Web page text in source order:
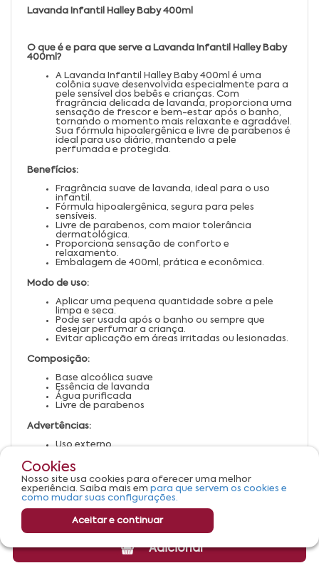
Adicionar
Lavanda Infantil Halley Baby 400ml
O que é e para que serve a Lavanda Infantil Halley Baby
400ml?
A Lavanda Infantil Halley Baby 400ml é uma
colônia suave desenvolvida especialmente para a
pele sensível dos bebês e crianças. Com
fragrância delicada de lavanda, proporciona uma
sensação de frescor e bem-estar após o banho,
tornando o momento mais relaxante e agradável.
Sua fórmula hipoalergênica e livre de parabenos é
ideal para uso diário, mantendo a pele
perfumada e protegida.
Benefícios:
Fragrância suave de lavanda, ideal para o uso
infantil.
Fórmula hipoalergênica, segura para peles
sensíveis.
Livre de parabenos, com maior tolerância
dermatológica.
Proporciona sensação de conforto e
relaxamento.
Embalagem de 400ml, prática e econômica.
Modo de uso:
Aplicar uma pequena quantidade sobre a pele
limpa e seca.
Pode ser usada após o banho ou sempre que
desejar perfumar a criança.
Evitar aplicação em áreas irritadas ou lesionadas.
Composição:
Base alcoólica suave
Essência de lavanda
Água purificada
Livre de parabenos
Advertências:
Uso externo.
Evitar contato com os olhos.
Em caso de irritação, suspender o uso e procurar
orientação médica.
Conservar em local fresco e ao abrigo da luz.
Cookies
Nosso site usa cookies para oferecer uma melhor
experiência. Saiba mais em para que servem os cookies e
como mudar suas configurações.
Aceitar e continuar